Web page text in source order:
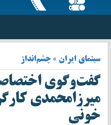
سینمای ایران » چشم‌انداز
گفت‌وگوی
میرزامحمدی
خونی